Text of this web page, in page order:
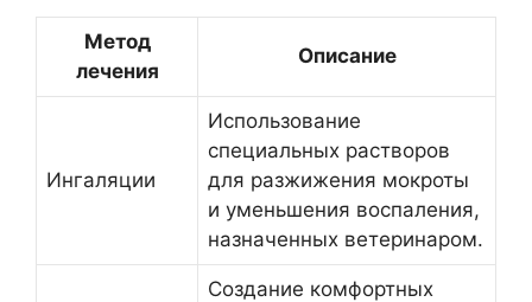
Метод
лечения
Описание
Ингаляции
Использование
специальных растворов
для разжижения мокроты
и уменьшения воспаления,
назначенных ветеринаром.
Создание комфортных